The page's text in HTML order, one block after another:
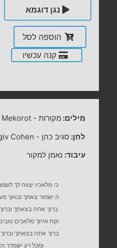
נגן דוגמא
הוספה לסל
קנה עכשיו
מילים: מקורות -
Mekorot
לחן: סגיב כהן -
Cohen
עיבוד: נאמן למקור
כי מלאכיו יצווה לך
ה ישמור צאתך ובואך
ברוך אתה בצאתך
וקח איתך מלאכים
ברוך אתה בצאתך
ומכל רע ישמרך